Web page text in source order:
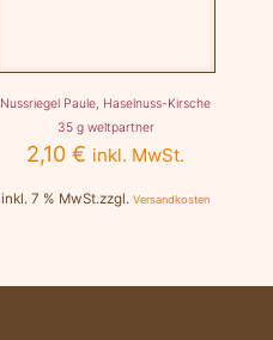
Nussriegel Paule, Haselnuss-Kirsche
35 g weltpartner
2,10€ inkl. MwSt.
inkl. 7 % MwSt.zzgl.Versandkosten